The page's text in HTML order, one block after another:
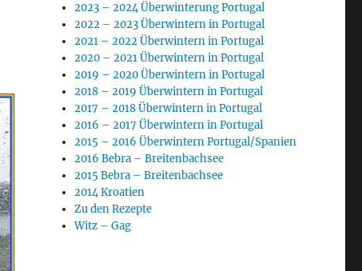
2023 – 2024 Überwinterung Portugal
2022 – 2023 Überwintern in Portugal
2021 – 2022 Überwintern in Portugal
2020 – 2021 Überwintern in Portugal
2019 – 2020 Überwintern in Portugal
2018 – 2019 Überwintern in Portugal
2017 – 2018 Überwintern in Portugal
2016 – 2017 Überwintern in Portugal
2015 – 2016 Überwintern Portugal/Spanien
2016 Bebra – Breitenbachsee
2015 Bebra – Breitenbachsee
2014 Kroatien
Zu den Rezepte
Witz – Gag